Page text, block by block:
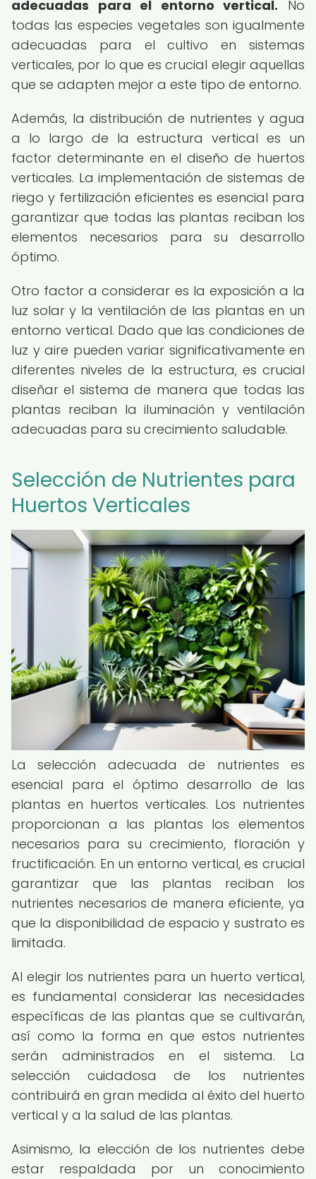
adecuadas para el entorno vertical. No
todas las especies vegetales son igualmente
adecuadas para el cultivo en sistemas
verticales, por lo que es crucial elegir aquellas
que se adapten mejor a este tipo de entorno.
Además, la distribución de nutrientes y agua
a lo largo de la estructura vertical es un
factor determinante en el diseño de huertos
verticales. La implementación de sistemas de
riego y fertilización eficientes es esencial para
garantizar que todas las plantas reciban los
elementos necesarios para su desarrollo
óptimo.
Otro factor a considerar es la exposición a la
luz solar y la ventilación de las plantas en un
entorno vertical. Dado que las condiciones de
luz y aire pueden variar significativamente en
diferentes niveles de la estructura, es crucial
diseñar el sistema de manera que todas las
plantas reciban la iluminación y ventilación
adecuadas para su crecimiento saludable.
Selección de Nutrientes para
Huertos Verticales
La selección adecuada de nutrientes es
esencial para el óptimo desarrollo de las
plantas en huertos verticales. Los nutrientes
proporcionan a las plantas los elementos
necesarios para su crecimiento, floración y
fructificación. En un entorno vertical, es crucial
garantizar que las plantas reciban los
nutrientes necesarios de manera eficiente, ya
que la disponibilidad de espacio y sustrato es
limitada.
Al elegir los nutrientes para un huerto vertical,
es fundamental considerar las necesidades
específicas de las plantas que se cultivarán,
así como la forma en que estos nutrientes
serán administrados en el sistema. La
selección cuidadosa de los nutrientes
contribuirá en gran medida al éxito del huerto
vertical y a la salud de las plantas.
Asimismo, la elección de los nutrientes debe
estar respaldada por un conocimiento